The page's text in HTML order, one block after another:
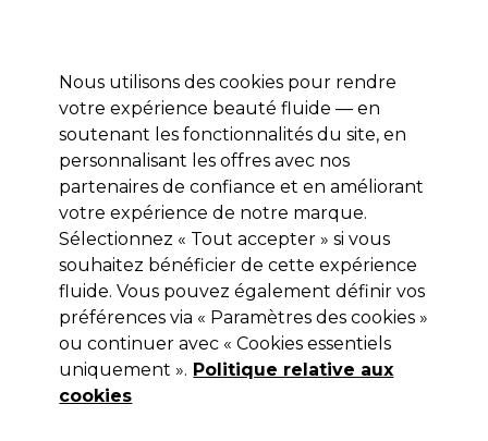
Se connecter
Marques Bons plans Coiffure Electro et Matériel
Livraison et délais
lire la suite
Coiffure Coloration Neutralisants
Neutralisants
Vous souhaitez neutraliser les tons jaunes ou oranges
indésirables de vos clients ou raviver leur couleur en un
instant ? Voici notre gamme complète de shampoings et
Lire la suite
Nous utilisons des cookies pour rendre
votre expérience beauté fluide — en
soutenant les fonctionnalités du site, en
personnalisant les offres avec nos
partenaires de confiance et en améliorant
votre expérience de notre marque.
Sélectionnez « Tout accepter » si vous
souhaitez bénéficier de cette expérience
fluide. Vous pouvez également définir vos
préférences via « Paramètres des cookies »
ou continuer avec « Cookies essentiels
uniquement ». Politique relative aux
cookies